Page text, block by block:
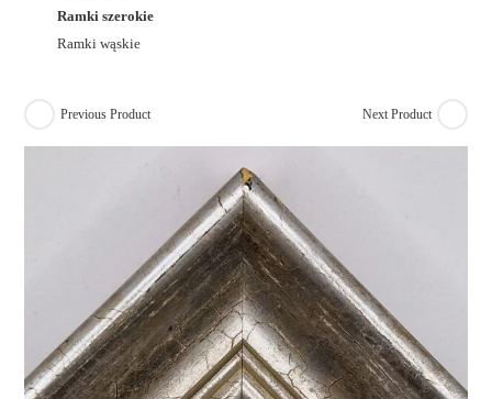
Previous Product Next Product
Ramki szerokie
Ramki wąskie